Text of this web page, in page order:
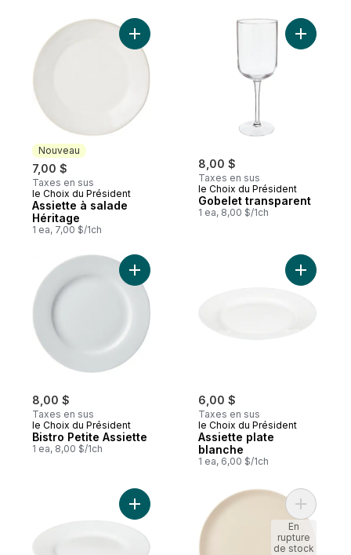
Nouveau
7,00 $
Taxes en sus
Nouveau
le Choix du Président
Assiette à salade
Héritage
1 ea, 7,00 $/1ch
Ajouter Assiette à salade Héritage au
8,00 $
Taxes en sus
le Choix du Président
Gobelet transparent
1 ea, 8,00 $/1ch
Ajouter
8,00 $
Taxes en sus
le Choix du Président
Bistro Petite Assiette
1 ea, 8,00 $/1ch
Ajouter Bistro Petite Assiette au panier
6,00 $
Taxes en sus
le Choix du Président
Assiette plate
blanche
1 ea, 6,00 $/1ch
Ajouter
Ajouter Assiette À Dessert Playa ÀAjouter
En
rupture
de stock